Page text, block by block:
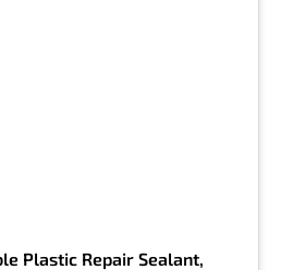
Plastic Repair Sealant,